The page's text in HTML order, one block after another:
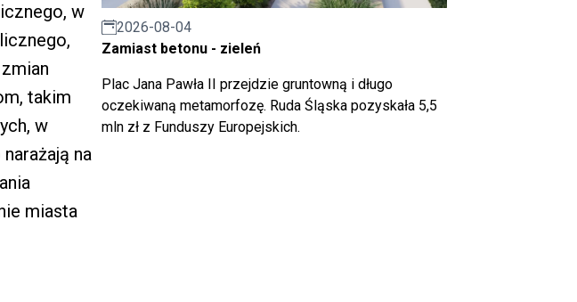
w
takim
w
na
miasta
2026-08-04
Zamiast betonu - zieleń
Plac Jana Pawła II przejdzie gruntowną i długo
oczekiwaną metamorfozę. Ruda Śląska pozyskała 5,5
mln zł z Funduszy Europejskich.